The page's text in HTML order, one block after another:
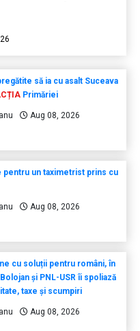
să ia cu asalt Suceava
Primăriei
Aug 08, 2026
pentru un taximetrist prins cu
Aug 08, 2026
cu soluții pentru români, în
și PNL-USR îi spoliază
taxe și scumpiri
Aug 08, 2026